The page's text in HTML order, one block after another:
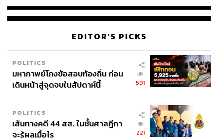
(115 บาท)เพราะกุรุหม่าที่นี่ใช้เครื่องแกงเคอมาในปริมาณที่
พอเหมาะ ทำให้ไม่ฉุนจนเกินไป แต่ก็หอมพอที่จะทำให้เนื้อ
เบาๆ ส่วนเนื้อสัมผัสนั้นเอาไปเลยห้าดาว เพราะเคี่ยวจนน้ำ
แกงเข้าเนื้อจนนุ่ม แทบจะละลายในปาก แนะนำให้รับ
ประทานคู่ข้าวสวยเพื่อรับรสชาติของเครื่องแกงดีๆ ได้เต็มที่
รับรองว่างานนี้มีอร่อยจนลืมเขินตอนยกมือขอเพิ่มข้าวจานที่
สองแบบผู้เขียนแน่ๆ
EDITOR'S PICKS
POLITICS
มหากาพย์โกงข้อสอบท้องถิ่น ก่อน
เดินหน้าสู่จุดจบในสัปดาห์นี้
591
POLITICS
เส้นทางคดี 44 สส. ในชั้นศาลฎีกา
จะรู้ผลเมื่อไร
221